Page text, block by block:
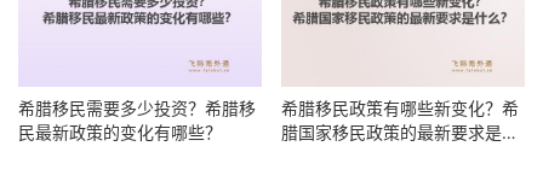
希腊移民需要多少投资？希腊移
民最新政策的变化有哪些？
希腊移民政策有哪些新变化？希
腊国家移民政策的最新要求是什